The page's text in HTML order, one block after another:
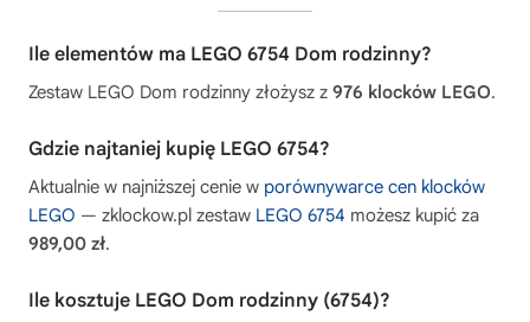
Ile elementów ma LEGO 6754 Dom rodzinny?
Zestaw LEGO Dom rodzinny złożysz z 976 klocków LEGO.
Gdzie najtaniej kupię LEGO 6754?
Aktualnie w najniższej cenie w porównywarce cen klocków
LEGO — zklockow.pl zestaw LEGO 6754 możesz kupić za
989,00 zł.
Ile kosztuje LEGO Dom rodzinny (6754)?